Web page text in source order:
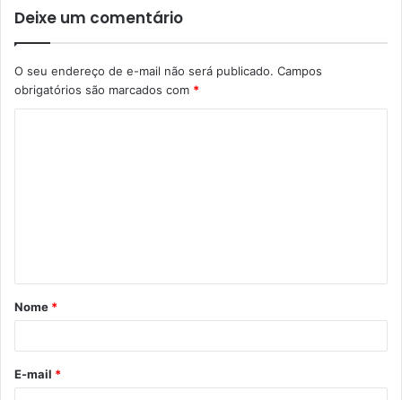
Deixe um comentário
O seu endereço de e-mail não será publicado. Campos
obrigatórios são marcados com *
á
r
*
Nome *
E-mail *